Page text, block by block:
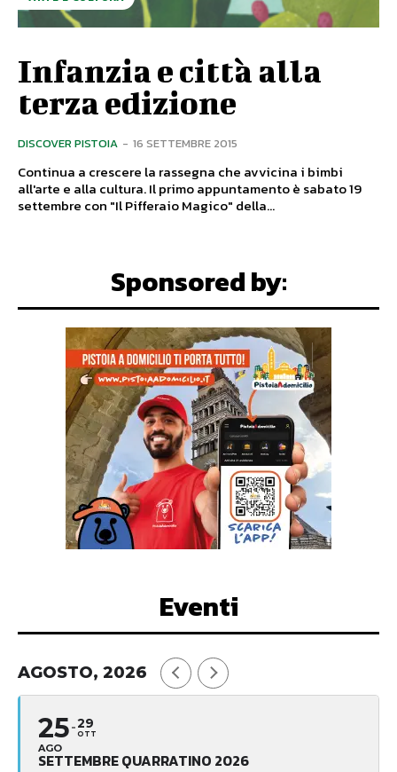
Infanzia e città alla
terza edizione
DISCOVER PISTOIA - 16 SETTEMBRE 2015
Continua a crescere la rassegna che avvicina i bimbi
all'arte e alla cultura. Il primo appuntamento è sabato 19
settembre con "Il Pifferaio Magico" della...
Sponsored by:
Eventi
AGOSTO, 2026
25
AGO
29
OTT
SETTEMBRE QUARRATINO 2026